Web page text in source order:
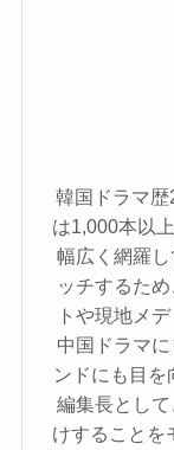
韓国ドラマ
は1,000本以
幅広く網羅
ッチするた
トや現地メ
中国ドラマ
ンドにも目を
編集長とし
けすることを